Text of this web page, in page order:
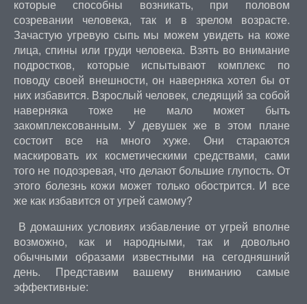
которые способны возникать, при половом
созревании человека, так и в зрелом возрасте.
Зачастую угревую сыпь мы можем увидеть на коже
лица, спины или груди человека. Взять во внимание
подростков, которые испытывают комплекс по
поводу своей внешности, он наверняка хотел бы от
них избавится. Взрослый человек, следящий за собой
наверняка тоже не мало может быть
закомплексованным. У девушек же в этом плане
состоит все на много хуже. Они стараются
маскировать их косметическими средствами, сами
того не подозревая, что делают большие глупость. От
этого болезнь кожи может только обострится. И все
же как избавится от угрей самому?
В домашних условиях избавление от угрей вполне
возможно, как и народными, так и довольно
обычными образами известными на сегодняшний
день. Представим вашему вниманию самые
эффективные: